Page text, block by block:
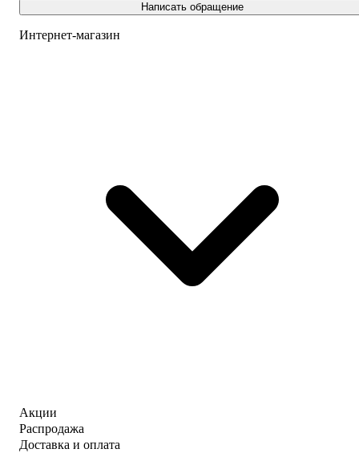
Написать обращение
Интернет-магазин
Акции
Распродажа
Доставка и оплата